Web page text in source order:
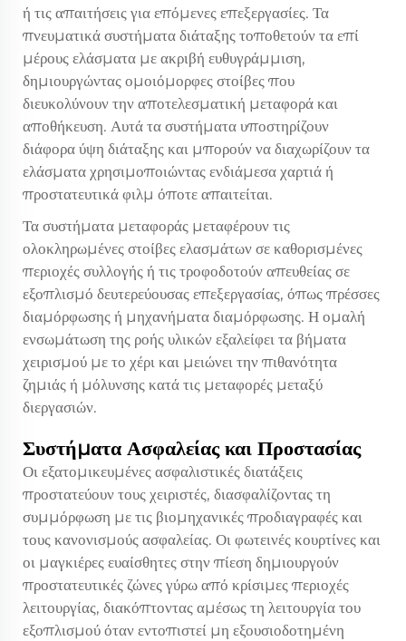
ή τις απαιτήσεις για επόμενες επεξεργασίες. Τα
πνευματικά συστήματα διάταξης τοποθετούν τα επί
μέρους ελάσματα με ακριβή ευθυγράμμιση,
δημιουργώντας ομοιόμορφες στοίβες που
διευκολύνουν την αποτελεσματική μεταφορά και
αποθήκευση. Αυτά τα συστήματα υποστηρίζουν
διάφορα ύψη διάταξης και μπορούν να διαχωρίζουν τα
ελάσματα χρησιμοποιώντας ενδιάμεσα χαρτιά ή
προστατευτικά φιλμ όποτε απαιτείται.
Τα συστήματα μεταφοράς μεταφέρουν τις
ολοκληρωμένες στοίβες ελασμάτων σε καθορισμένες
περιοχές συλλογής ή τις τροφοδοτούν απευθείας σε
εξοπλισμό δευτερεύουσας επεξεργασίας, όπως πρέσσες
διαμόρφωσης ή μηχανήματα διαμόρφωσης. Η ομαλή
ενσωμάτωση της ροής υλικών εξαλείφει τα βήματα
χειρισμού με το χέρι και μειώνει την πιθανότητα
ζημιάς ή μόλυνσης κατά τις μεταφορές μεταξύ
διεργασιών.
Συστήματα Ασφαλείας και Προστασίας
Οι εξατομικευμένες ασφαλιστικές διατάξεις
προστατεύουν τους χειριστές, διασφαλίζοντας τη
συμμόρφωση με τις βιομηχανικές προδιαγραφές και
τους κανονισμούς ασφαλείας. Οι φωτεινές κουρτίνες και
οι μαγκιέρες ευαίσθητες στην πίεση δημιουργούν
προστατευτικές ζώνες γύρω από κρίσιμες περιοχές
λειτουργίας, διακόπτοντας αμέσως τη λειτουργία του
εξοπλισμού όταν εντοπιστεί μη εξουσιοδοτημένη